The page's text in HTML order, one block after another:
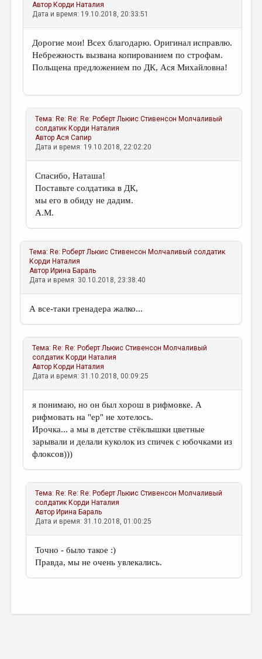
Автор Корди Наталия
Дата и время: 19.10.2018, 20:33:51
Дорогие мои! Всех благодарю. Оригинал исправлю.
Небрежность вызвана копированием по строфам.
Польщена предложением по ДК, Ася Михайловна!
Тема: Re: Re: Re: Роберт Льюис Стивенсон Молчаливый
солдатик Корди Наталия
АвторАся Сапир
Дата и время: 19.10.2018, 22:02:20
Спасибо, Наташа!
Поставьте солдатика в ДК,
мы его в обиду не дадим.
А.М.
Тема: Re: Роберт Льюис Стивенсон Молчаливый солдатик
Корди Наталия
Автор Ирина Бараль
Дата и время: 30.10.2018, 23:38:40
А все-таки гренадера жалко...
Тема: Re: Re: Роберт Льюис Стивенсон Молчаливый
солдатик Корди Наталия
Автор Корди Наталия
Дата и время: 31.10.2018, 00:09:25
я понимаю, но он был хорош в рифмовке. А
рифмовать на "ер" не хотелось.
Ирочка... а мы в детстве стёклышки цветные
зарывали и делали куколок из спичек с юбочками из
флоксов)))
Тема: Re: Re: Re: Роберт Льюис Стивенсон Молчаливый
солдатик Корди Наталия
Автор Ирина Бараль
Дата и время: 31.10.2018, 01:00:25
Точно - было такое :)
Правда, мы не очень увлекались.